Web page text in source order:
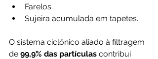
Farelos.
Sujeira acumulada em tapetes.
O sistema ciclônico aliado à filtragem
de 99,9% das partículas contribui